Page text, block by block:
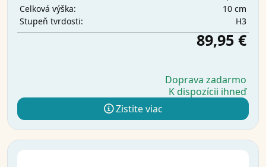
Celková výška:
10 cm
Stupeň tvrdosti:
H3
89,95 €
Doprava zadarmo
K dispozícii ihneď
Zistite viac